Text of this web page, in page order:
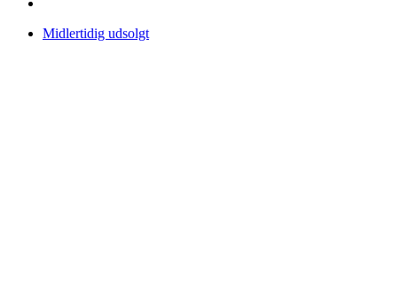
Midlertidig udsolgt